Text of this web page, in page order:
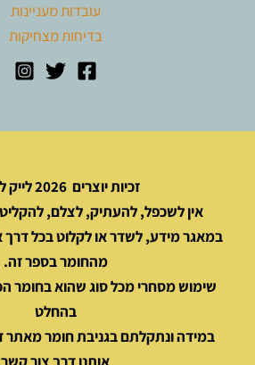
עובדות מעניינות
בדיחות מצחיקות
זכיות יוצרים 2026 לייק לקרוא
אין לשכפל, להעתיק, לצלם,
במאגר מידע, לשדר או לקלוט בכל
מהחומר בספר זה.
שימוש מסחרי מכל סוג שהוא בחומר
בהחלט
במידה ונתקלתם בגניבת חומר מאתר